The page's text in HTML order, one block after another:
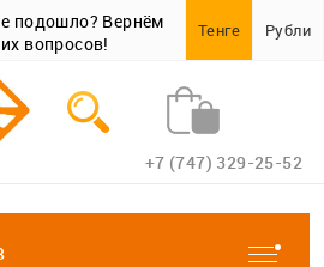
подошло? Вернём
вопросов!
Тенге Рубли
+7 (747) 329-25-52